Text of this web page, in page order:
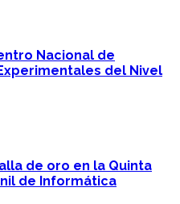
Nacional de
del Nivel
de oro en la Quinta
de Informática